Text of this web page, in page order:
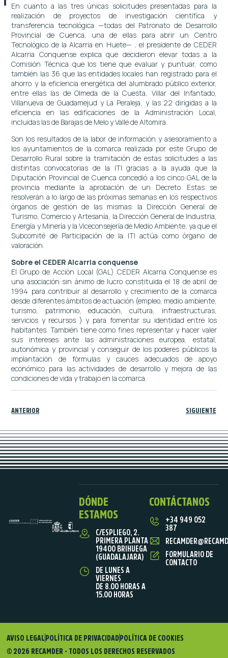
En cuanto a las tres únicas solicitudes presentadas para la
realización de proyectos de investigación científica y
transferencia tecnológica —todas del Patronato de Desarrollo
Provincial de Cuenca, una de ellas para abrir un Centro
Tecnológico de la Alcarria en Huete— , el presidente de CEDER
Alcarria Conquense explica que decidieron elevar todas a la
Comisión Técnica que los tiene que evaluar y puntuar, como
también las 36 que las entidades locales han registrado para el
ahorro y la eficiencia energética del alumbrado público exterior,
entre ellas las de Olmeda de la Cuesta, Villar del Infantado,
Villanueva de Guadamejud y La Peraleja, y las 22 dirigidas a la
eficiencia en las edificaciones de la Administración Local,
incluidas las de Barajas de Melo y Valle de Altomira.
Son los resultados de la labor de información y asesoramiento a
los ayuntamientos de la comarca realizada por este Grupo de
Desarrollo Rural sobre la tramitación de estas solicitudes a las
distintas convocatorias de la ITI gracias a la ayuda que la
Diputación Provincial de Cuenca concedió a los cinco GAL de la
provincia mediante la aprobación de un Decreto. Estas se
resolverán a lo largo de las próximas semanas en los respectivos
órganos de gestión de las mismas: la Dirección General de
Turismo, Comercio y Artesanía, la Dirección General de Industria,
Energía y Minería y la Viceconsejería de Medio Ambiente, ya que el
Subcomité de Participación de la ITI actúa como órgano de
valoración.
Sobre el CEDER Alcarria conquense
El Grupo de Acción Local (GAL) CEDER Alcarria Conquense es
una asociación sin ánimo de lucro constituida el 18 de abril de
1994 para contribuir al desarrollo y crecimiento de la comarca
desde diferentes ámbitos de actuación (empleo, medio ambiente,
turismo, patrimonio, educación, cultura, infraestructuras,
servicios y recursos ) y para fomentar su identidad entre los
habitantes. También tiene como fines representar y hacer valer
sus intereses ante las administraciones europea, estatal,
autonómica y provincial y conseguir de los poderes públicos la
implantación de fórmulas y cauces adecuados de apoyo
económico para las actividades de desarrollo y mejora de las
condiciones de vida y trabajo en la comarca.
ANTERIOR SIGUIENTE
DÓNDE
ESTAMOS
C/ESPLIEGO, 2.
PRIMERA PLANTA
19400 BRIHUEGA
(GUADALAJARA)
DE LUNES A
VIERNES
DE 8.00 HORAS A
15.00 HORAS
CONTÁCTANOS
+34 949 052
387
FORMULARIO DE
CONTACTO
© 2026 RECAMDER - TODOS LOS DERECHOS RESERVADOS
AVISO LEGAL POLÍTICA DE PRIVACIDAD POLÍTICA DE COOKIES